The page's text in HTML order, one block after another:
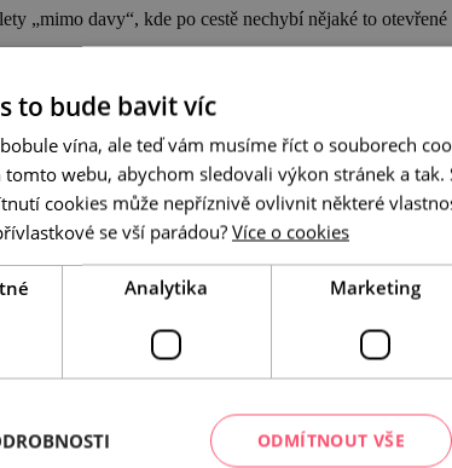
„mimo davy“, kde po cestě nechybí nějaké to
v lokalitách jako Lednicko-valtický
dorazíte na nejvyhledávanější místa nebo na místa, která
krajinou se pokocháte z husté sítě rozhleden
to bude bavit víc
vína, ale teď vám musíme říct o souborech
tomto webu, abychom sledovali výkon stránek a tak.
cookies může nepříznivě ovlivnit některé
se vší parádou? Více o cookies
Analytika Marketing
ODMÍTNOUT VŠE